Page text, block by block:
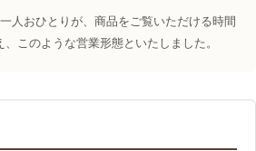
人おひとりが、商品をご覧いただける時間
このような営業形態といたしました。